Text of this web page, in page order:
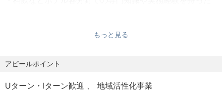
・宿泊ナイト手当 ※宿直、夜勤勤務した場合のみ
なります。
一部規定あり）
もっと見る
アピールポイント
Uターン・Iターン歓迎 地域活性化事業